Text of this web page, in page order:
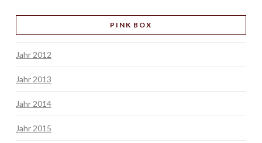
PINK BOX
Jahr 2012
Jahr 2013
Jahr 2014
Jahr 2015